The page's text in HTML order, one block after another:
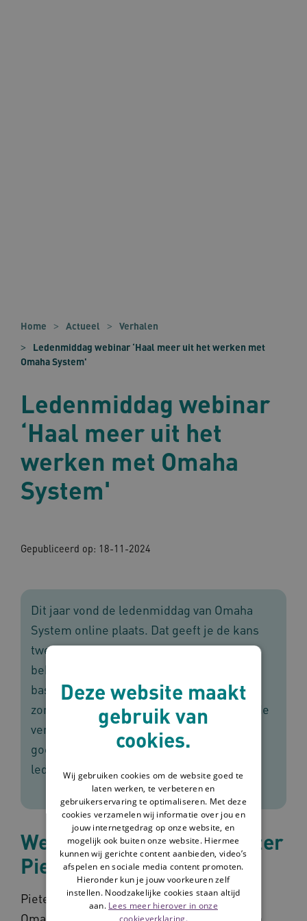
Home Actueel
Verhalen
Ledenmiddag webinar ‘Haal meer uit het werken met
Omaha System'
Ledenmiddag webinar
‘Haal meer uit het
werken met Omaha
System'
Gepubliceerd op: 18-11-2024
Dit jaar vond de ledenmiddag van Omaha
System online plaats. Dat geeft je de kans
twee interessante webinars toch nog te
bekijken. Wil je weten hoe Zorgbalans de
basis op orde bracht? Of hoe een
zorginhoudelijk dashboard je kan helpen de
verandering in de gezondheid van je cliënt
goed te volgen? Kijk dan de online
ledenmiddag terug.
Welkom vanuit de voorzitter
Pieterbas Lalleman
Pieterbas Lalleman, voorzitter van stichting
Deze website maakt
gebruik van
cookies.
Wij gebruiken cookies om de website goed te
laten werken, te verbeteren en
gebruikerservaring te optimaliseren. Met deze
cookies verzamelen wij informatie over jou en
jouw internetgedrag op onze website, en
mogelijk ook buiten onze website. Hiermee
kunnen wij gerichte content aanbieden, video’s
afspelen en sociale media content promoten.
Hieronder kun je jouw voorkeuren zelf
instellen. Noodzakelijke cookies staan altijd
aan. Lees meer hierover in onze
cookieverklaring.